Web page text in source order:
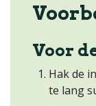
Voor
Hak de
te lang